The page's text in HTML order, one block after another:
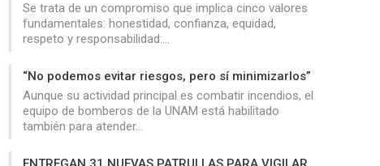
Se trata de un compromiso que implica cinco valores
fundamentales: honestidad, confianza, equidad,
respeto y responsabilidad:…
“No podemos evitar riesgos, pero sí minimizarlos”
Aunque su actividad principal es combatir incendios, el
equipo de bomberos de la UNAM está habilitado
también para atender…